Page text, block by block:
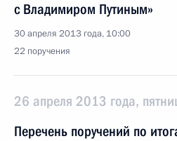
с Владимиром Путиным»
30 апреля 2013 года, 10:00
22 поручения
26 апреля 2013 года,
Перечень поручений по